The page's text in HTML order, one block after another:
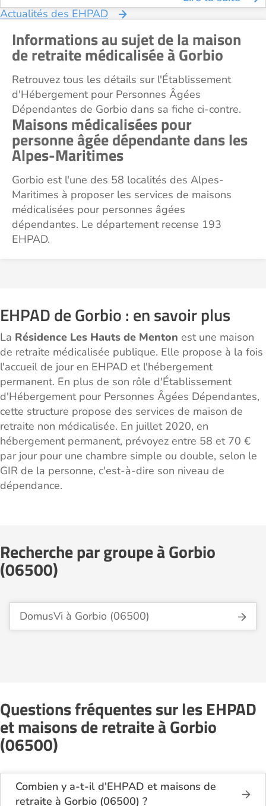
Actualités des EHPAD
Informations au sujet de la maison
de retraite médicalisée à Gorbio
Retrouvez tous les détails sur l'Établissement
d'Hébergement pour Personnes Âgées
Dépendantes de Gorbio dans sa fiche ci-contre.
Maisons médicalisées pour
personne âgée dépendante dans les
Alpes-Maritimes
Gorbio est l'une des 58 localités des Alpes-
Maritimes à proposer les services de maisons
médicalisées pour personnes âgées
dépendantes. Le département recense 193
EHPAD.
EHPAD de Gorbio : en savoir plus
La Résidence Les Hauts de Menton est une maison
de retraite médicalisée publique. Elle propose à la fois
l'accueil de jour en EHPAD et l'hébergement
permanent. En plus de son rôle d'Établissement
d'Hébergement pour Personnes Âgées Dépendantes,
cette structure propose des services de maison de
retraite non médicalisée. En juillet 2020, en
hébergement permanent, prévoyez entre 58 et 70 €
par jour pour une chambre simple ou double, selon le
GIR de la personne, c'est-à-dire son niveau de
dépendance.
Recherche par groupe à Gorbio
(06500)
DomusVi à Gorbio (06500)
Questions fréquentes sur les EHPAD
et maisons de retraite à Gorbio
(06500)
Combien y a-t-il d'EHPAD et maisons de
retraite à Gorbio (06500) ?